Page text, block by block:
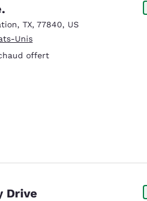
, TX, 77840, US
Unis
offert
Drive